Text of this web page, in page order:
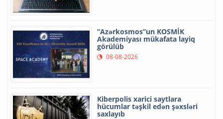
“Azərkosmos”un KOSMİK
Akademiyası mükafata layiq
görülüb
08-08-2026
Kiberpolis xarici saytlara
hücumlar təşkil edən şəxsləri
saxlayıb